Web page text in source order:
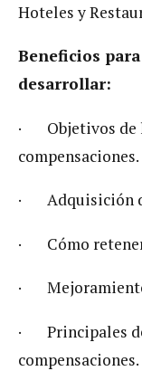
Hoteles y
Beneficios
desarrollar:
· Objetivos de
compensaciones.
· Adquisición
· Cómo retener
·
· Principales
compensaciones.